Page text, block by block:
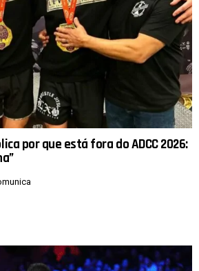
por que está fora do ADCC 2026: